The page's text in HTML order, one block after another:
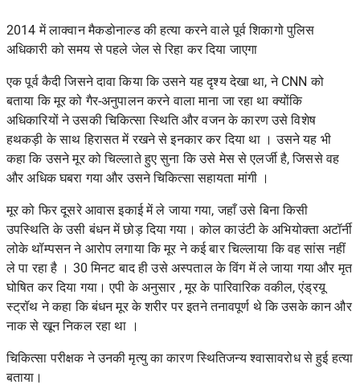
2014 में लाक्वान मैकडोनाल्ड की हत्या करने वाले पूर्व शिकागो पुलिस
अधिकारी को समय से पहले जेल से रिहा कर दिया जाएगा
एक पूर्व कैदी जिसने दावा किया कि उसने यह दृश्य देखा था, ने CNN को
बताया कि मूर कोगैर-अनुपालन करने वाला माना जा रहा था क्योंकि
अधिकारियों नेउसकी चिकित्सा स्थिति और वजन के कारण उसे विशेष
हथकड़ी के साथ हिरासत में रखने से इनकार कर दिया था । उसने यह भी
कहा कि उसने मूर को चिल्लाते हुए सुना कि उसे मेस से एलर्जी है, जिससेवह
और अधिक घबरा गया और उसने चिकित्सा सहायता मांगी ।
मूर को फिर दूसरे आवास इकाई में ले जाया गया, जहाँ उसे बिना किसी
उपस्थिति के उसी बंधन में छोड़ दिया गया। कोल काउंटी के अभियोक्ता अटॉर्नी
लोके थॉम्पसन ने आरोप लगाया कि मूर नेकई बार चिल्लाया कि वह सांस नहीं
ले पा रहा है । 30 मिनट बाद ही उसे अस्पताल के विंग में ले जाया गया और मृत
घोषित कर दिया गया।एपी के अनुसार , मूर के पारिवारिक वकील, एंड्रयू
स्ट्रॉथ ने कहा कि बंधन मूर के शरीर पर इतने तनावपूर्ण थे कि उसके कान और
नाक से खून निकल रहा था ।
चिकित्सा परीक्षक ने उनकी मृत्यु का कारण स्थितिजन्य श्वासावरोध सेहुई हत्या
बताया।